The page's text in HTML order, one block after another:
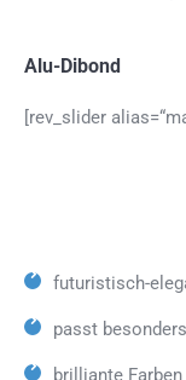
Alu-Dibond
[rev_slider
futuristisch-
passt
brilliante